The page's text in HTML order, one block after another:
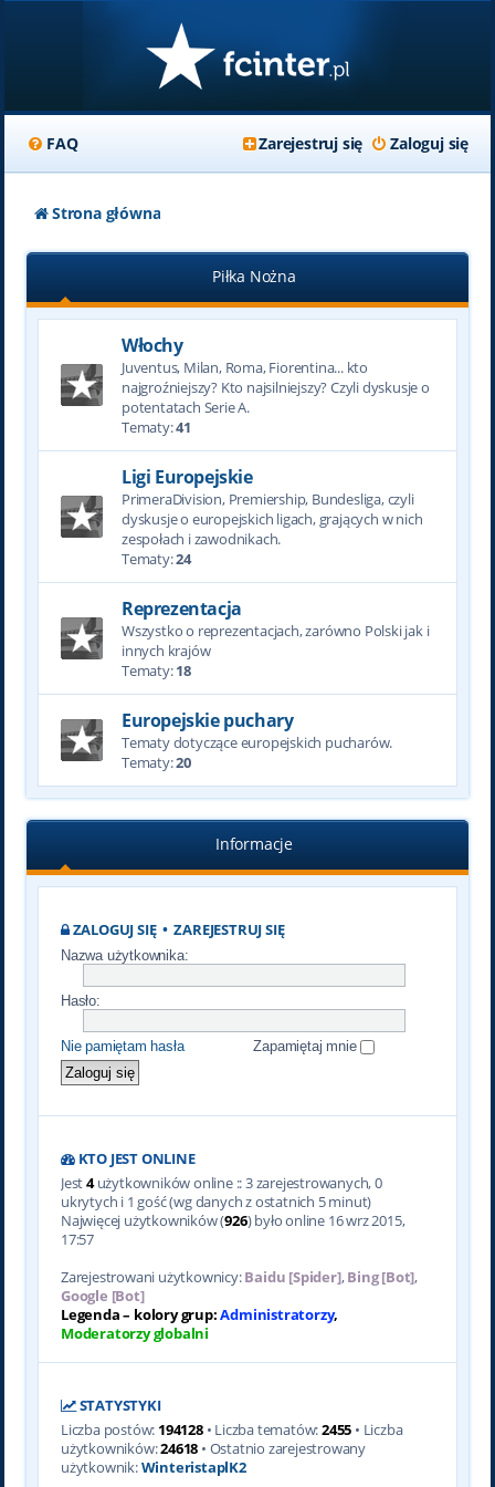
FAQ Zaloguj się
Zarejestruj się
Strona główna
Piłka Nożna
Włochy
Juventus, Milan, Roma, Fiorentina... kto
najgroźniejszy? Kto najsilniejszy? Czyli dyskusje o
potentatach Serie A.
Tematy:41
Ligi Europejskie
PrimeraDivision, Premiership, Bundesliga, czyli
dyskusje o europejskich ligach, grających w nich
zespołach i zawodnikach.
Tematy:24
Reprezentacja
Wszystko o reprezentacjach, zarówno Polski jak i
innych krajów
Tematy:18
Europejskie puchary
Tematy dotyczące europejskich pucharów.
Tematy:20
Informacje
ZALOGUJ SIĘ•ZAREJESTRUJ SIĘ
Nazwa użytkownika:
Hasło:
Nie pamiętam hasła Zapamiętaj mnie
KTO JEST ONLINE
Jest4użytkowników online :: 3 zarejestrowanych, 0
ukrytych i 1 gość (wg danych z ostatnich 5 minut)
Najwięcej użytkowników (926) było online 16 wrz 2015,
17:57
Zarejestrowani użytkownicy:Baidu [Spider],Bing [Bot],
Google [Bot]
Legenda – kolory grup:Administratorzy,
Moderatorzy globalni
STATYSTYKI
Liczba postów: 194128• Liczba tematów:2455 • Liczba
użytkowników:24618 • Ostatnio zarejestrowany
użytkownik:WinteristaplK2